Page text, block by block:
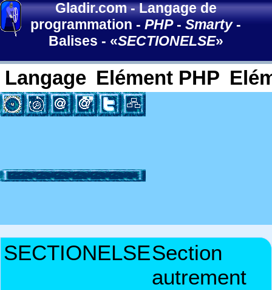
Gladir.com-Langage de
programmation -PHP-Smarty-
Balises - «SECTIONELSE»
Langage Elément PHP
SECTIONELSESection
autrement